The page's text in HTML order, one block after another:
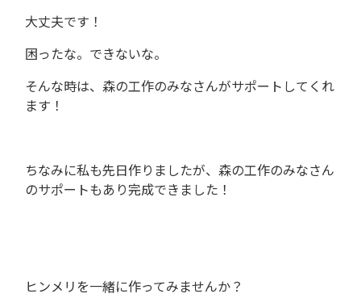
大丈夫です！
困ったな。できないな。
そんな時は、森の工作のみなさんがサポートしてくれ
ます！
ちなみに私も先日作りましたが、森の工作のみなさん
のサポートもあり完成できました！
ヒンメリを一緒に作ってみませんか？